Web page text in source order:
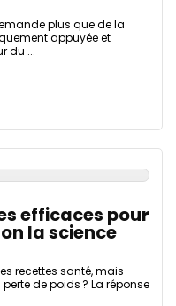
plus que de la
appuyée et
du ...
efficaces pour
la science
recettes santé, mais
de poids ? La réponse